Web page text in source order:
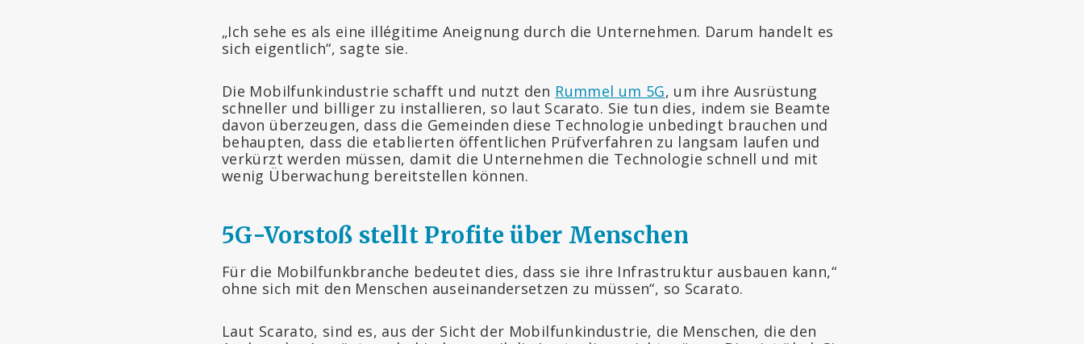
„Ich sehe es als eine illégitime Aneignung durch die Unternehmen. Darum handelt es
sich eigentlich“, sagte sie.
Die Mobilfunkindustrie schafft und nutzt den Rummel um 5G, um ihre Ausrüstung
schneller und billiger zu installieren, so laut Scarato. Sie tun dies, indem sie Beamte
davon überzeugen, dass die Gemeinden diese Technologie unbedingt brauchen und
behaupten, dass die etablierten öffentlichen Prüfverfahren zu langsam laufen und
verkürzt werden müssen, damit die Unternehmen die Technologie schnell und mit
wenig Überwachung bereitstellen können.
5G-Vorstoß stellt Profite über Menschen
Für die Mobilfunkbranche bedeutet dies, dass sie ihre Infrastruktur ausbauen kann,“
ohne sich mit den Menschen auseinandersetzen zu müssen“, so Scarato.
Laut Scarato, sind es, aus der Sicht der Mobilfunkindustrie, die Menschen, die den